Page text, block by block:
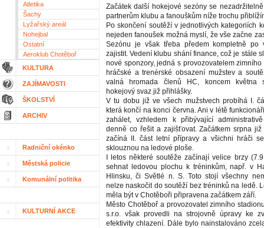
Atletika
Šachy
Lyžařský areál
Nohejbal
Ostatní
Aeroklub Chotěboř
KULTURA
ZAJÍMAVOSTI
ŠKOLSTVÍ
ARCHIV
Radniční okénko
Městská policie
Komunální politika
KULTURNÍ AKCE
Začátek další hokejové sezóny se
partnerům klubu a fanouškům níže trochu
Po skončení soutěží v jednotlivých kategoriích
nejeden fanoušek možná myslí, že vše začne
Sezónu je však třeba předem kompletně po
zajistit. Vedení klubu shání finance, což je stále
nové sponzory, jedná s provozovatelem
hráčské a trenérské obsazení mužstev a
valná hromada členů HC, koncem května
hokejový svaz již přihlášky.
V tu dobu již ve všech mužstvech probíhá I.
která končí na konci června. Ani v létě
zahálet, vzhledem k přibývající
denně co řešit a zajišťovat. Začátkem srpna již
začíná II. část letní přípravy a všichni hráči
sklouznou na ledové ploše.
I letos některé soutěže začínají velice brzy
sehnat ledovou plochu k tréninkům, např. v
Hlinsku, či Světlé n. S. Toto stojí všechny
nelze naskočit do soutěží bez tréninků na ledě.
měla být v Chotěboři připravena začátkem září.
Město Chotěboř a provozovatel zimního
s.r.o. však provedli na strojovně úpravy ke
efektivity chlazení. Dále bylo nainstalováno